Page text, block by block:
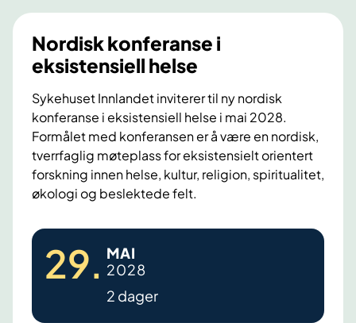
Nordisk konferanse i
eksistensiell helse
Sykehuset Innlandet inviterer til ny nordisk
konferanse i eksistensiell helse i mai 2028.
Formålet med konferansen er å være en nordisk,
tverrfaglig møteplass for eksistensielt orientert
forskning innen helse, kultur, religion, spiritualitet,
økologi og beslektede felt.
N
29. MAI
2028
2 dager